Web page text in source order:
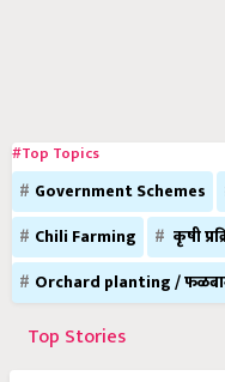
#Top Topics
Government Schemes
Chili Farming
कृषी
Orchard planting /
Top Stories